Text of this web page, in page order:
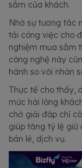
sắm của khách.
Nhờ sự tương tác
tải công việc cho
nghiệm mua sắm
công nghệ này
hành so với nhân
Thực tế cho thấy,
mức hài lòng
chờ giải đáp chỉ
giúp tăng tỷ lệ giữ
bán lẻ, dịch vụ.